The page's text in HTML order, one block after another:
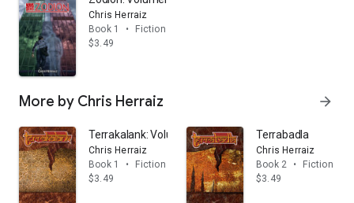
Chris Herraiz
Book 1
•
Fiction & literature
$3.49
More by Chris Herraiz arrow_forward
Terrakalank: Volumen 1
Chris Herraiz
Book 1
•
Fiction & literature
$3.49
Terrabadla
Chris Herraiz
Book 2
•
Fiction &
$3.49